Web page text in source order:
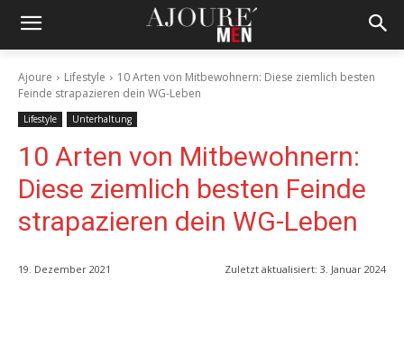
Ajoure Lifestyle
10 Arten von Mitbewohnern: Diese ziemlich besten
Feinde strapazieren dein WG-Leben
Lifestyle Unterhaltung
10 Arten von Mitbewohnern:
Diese ziemlich besten Feinde
strapazieren dein WG-Leben
19. Dezember 2021 Zuletzt aktualisiert: 3. Januar 2024